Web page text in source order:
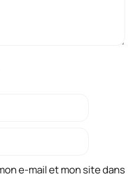
e-mail et mon site dans